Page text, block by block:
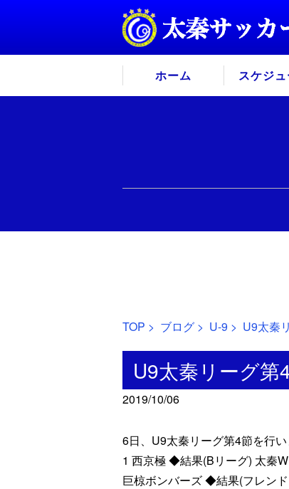
ホーム スケジ
TOP > ブログ > U-9 > U9太秦
U9太秦リーグ第
2019/10/06
6日、U9太秦リーグ第4節を行
1 西京極 ◆結果(Bリーグ) 太秦
巨椋ボンバーズ ◆結果(フレン